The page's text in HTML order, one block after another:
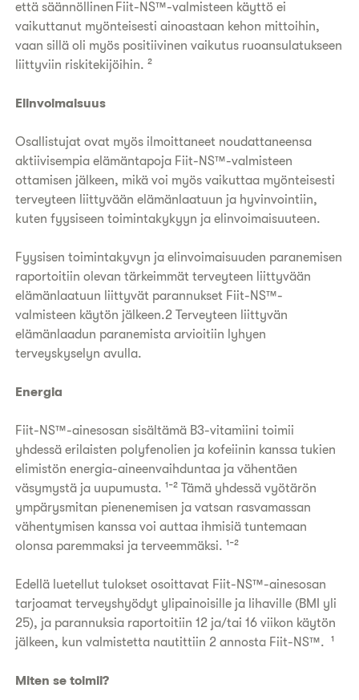
että säännöllinen Fiit-NS™-valmisteen käyttö ei
vaikuttanut myönteisesti ainoastaan kehon mittoihin,
vaan sillä oli myös positiivinen vaikutus ruoansulatukseen
liittyviin riskitekijöihin. ²
Elinvoimaisuus
Osallistujat ovat myös ilmoittaneet noudattaneensa
aktiivisempia elämäntapoja Fiit-NS™-valmisteen
ottamisen jälkeen, mikä voi myös vaikuttaa myönteisesti
terveyteen liittyvään elämänlaatuun ja hyvinvointiin,
kuten fyysiseen toimintakykyyn ja elinvoimaisuuteen.
Fyysisen toimintakyvyn ja elinvoimaisuuden paranemisen
raportoitiin olevan tärkeimmät terveyteen liittyvään
elämänlaatuun liittyvät parannukset Fiit-NS™-
valmisteen käytön jälkeen.2 Terveyteen liittyvän
elämänlaadun paranemista arvioitiin lyhyen
terveyskyselyn avulla.
Energia
Fiit-NS™-ainesosan sisältämä B3-vitamiini toimii
yhdessä erilaisten polyfenolien ja kofeiinin kanssa tukien
elimistön energia-aineenvaihduntaa ja vähentäen
väsymystä ja uupumusta. ¹⁻² Tämä yhdessä vyötärön
ympärysmitan pienenemisen ja vatsan rasvamassan
vähentymisen kanssa voi auttaa ihmisiä tuntemaan
olonsa paremmaksi ja terveemmäksi. ¹⁻²
Edellä luetellut tulokset osoittavat Fiit-NS™-ainesosan
tarjoamat terveyshyödyt ylipainoisille ja lihaville (BMI yli
25), ja parannuksia raportoitiin 12 ja/tai 16 viikon käytön
jälkeen, kun valmistetta nautittiin 2 annosta Fiit-NS™. ¹
Miten se toimii?